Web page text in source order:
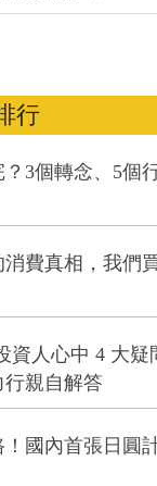
行
3個轉念、5個
費真相，我們
資人心中 4 大疑
親自解答
國內首張日圓